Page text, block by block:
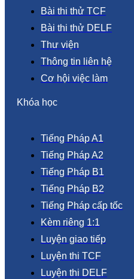
Bài thi thử TCF
Bài thi thử DELF
Thư viện
Thông tin liên hệ
Cơ hội việc làm
Khóa học
Tiếng Pháp A1
Tiếng Pháp A2
Tiếng Pháp B1
Tiếng Pháp B2
Tiếng Pháp cấp tốc
Kèm riêng 1:1
Luyện giao tiếp
Luyện thi TCF
Luyện thi DELF